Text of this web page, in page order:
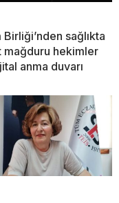
Birliği’nden sağlıkta
mağduru hekimler
anma duvarı